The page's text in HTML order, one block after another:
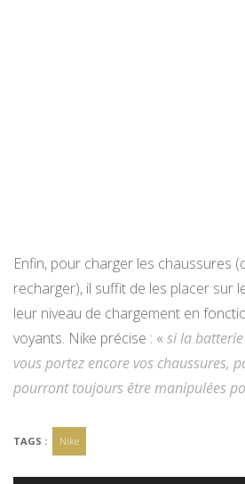
Enfin, pour charger les chaussures
recharger), il suffit de les placer sur
leur niveau de chargement en
voyants. Nike précise : « si la
vous portez encore vos chaussures,
pourront toujours être manipulées
TAGS : Nike